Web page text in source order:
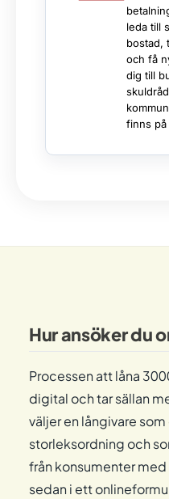
leda till
bostad,
och få
dig till
finns på
Hur ansöker du
Processen att låna
digital och tar sällan
väljer en långivare
storleksordning och
från konsumenter
sedan i ett